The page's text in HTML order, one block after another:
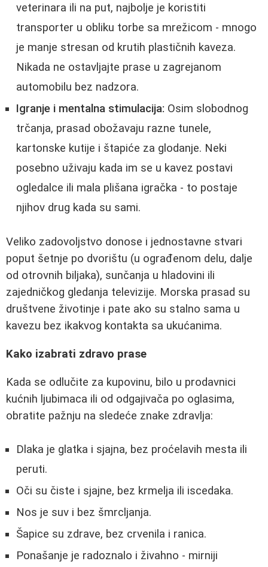
veterinara ili na put, najbolje je koristiti
transporter u obliku torbe sa mrežicom - mnogo
je manje stresan od krutih plastičnih kaveza.
Nikada ne ostavljajte prase u zagrejanom
automobilu bez nadzora.
Igranje i mentalna stimulacija: Osim slobodnog
trčanja, prasad obožavaju razne tunele,
kartonske kutije i štapiće za glodanje. Neki
posebno uživaju kada im se u kavez postavi
ogledalce ili mala plišana igračka - to postaje
njihov drug kada su sami.
Veliko zadovoljstvo donose i jednostavne stvari
poput šetnje po dvorištu (u ograđenom delu, dalje
od otrovnih biljaka), sunčanja u hladovini ili
zajedničkog gledanja televizije. Morska prasad su
društvene životinje i pate ako su stalno sama u
kavezu bez ikakvog kontakta sa ukućanima.
Kako izabrati zdravo prase
Kada se odlučite za kupovinu, bilo u prodavnici
kućnih ljubimaca ili od odgajivača po oglasima,
obratite pažnju na sledeće znake zdravlja:
Dlaka je glatka i sjajna, bez proćelavih mesta ili
peruti.
Oči su čiste i sjajne, bez krmelja ili iscedaka.
Nos je suv i bez šmrcljanja.
Šapice su zdrave, bez crvenila i ranica.
Ponašanje je radoznalo i živahno - mirniji